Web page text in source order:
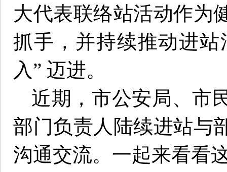
大代表联络站活动作为
抓手，并持续推动进站
入” 迈进。
近期，市公安局、市
部门负责人陆续进站与
沟通交流。一起来看看